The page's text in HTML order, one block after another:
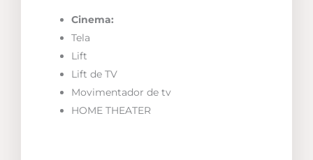
Cinema:
Tela
Lift
Lift de TV
Movimentador de tv
HOME THEATER